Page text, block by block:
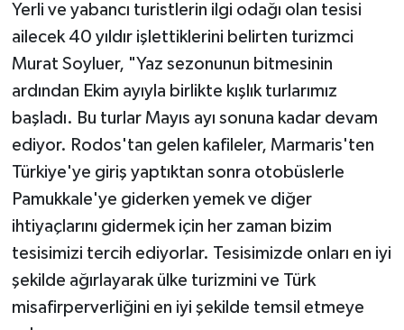
Yerli ve yabancı turistlerin ilgi odağı olan tesisi
ailecek 40 yıldır işlettiklerini belirten turizmci
Murat Soyluer, "Yaz sezonunun bitmesinin
ardından Ekim ayıyla birlikte kışlık turlarımız
başladı. Bu turlar Mayıs ayı sonuna kadar devam
ediyor. Rodos'tan gelen kafileler, Marmaris'ten
Türkiye'ye giriş yaptıktan sonra otobüslerle
Pamukkale'ye giderken yemek ve diğer
ihtiyaçlarını gidermek için her zaman bizim
tesisimizi tercih ediyorlar. Tesisimizde onları en iyi
şekilde ağırlayarak ülke turizmini ve Türk
misafirperverliğini en iyi şekilde temsil etmeye